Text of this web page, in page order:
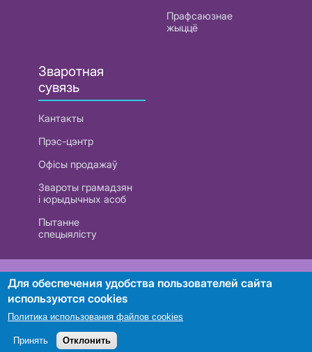
Прафсаюзнае
жыццё
Зваротная
сувязь
Кантакты
Прэс-цэнтр
Офісы продажаў
Звароты грамадзян
і юрыдычных асоб
Пытанне
спецыялісту
РУП «Белтэлекам». УНП 101007741
Пошук
Для обеспечения удобства пользователей сайта
используются cookies
Политика использования файлов cookies
Принять Отклонить